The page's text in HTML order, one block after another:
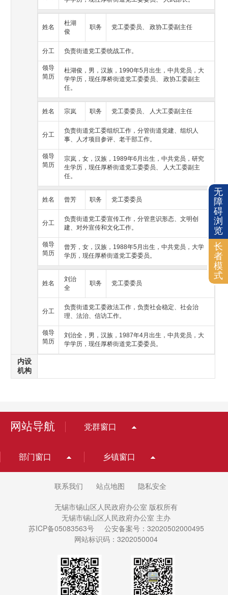
网站导航 党群窗口
部门窗口 乡镇窗口
联系我们 站点地图 隐私安全
无锡市锡山区人民政府办公室 版权所有
无锡市锡山区人民政府办公室 主办
苏ICP备05083563号
公安备案号：32020502000495
网站标识码：3202050004
无
障
碍
浏
览
长
者
模
式